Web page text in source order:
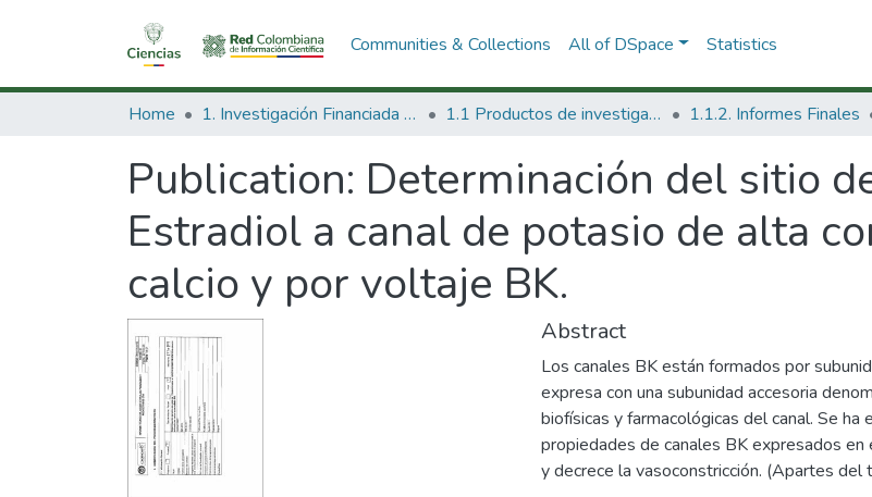
Communities & Collections All of DSpace Statistics
Home 1. Investigación Financiada con Recursos Públicos 1.1 Productos de investigación 1.1.2. Informes Finales
Publication: Determinación del sitio
Estradiol a canal de potasio de alta
calcio y por voltaje BK.
Abstract
Los canales BK están formados por
expresa con una subunidad accesoria
biofísicas y farmacológicas del canal. Se
propiedades de canales BK expresados en
y decrece la vasoconstricción. (Apartes del